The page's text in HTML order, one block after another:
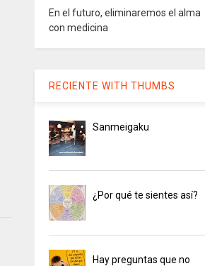
En el futuro, eliminaremos el alma
con medicina
RECIENTE WITH THUMBS
Sanmeigaku
¿Por qué te sientes así?
Hay preguntas que no